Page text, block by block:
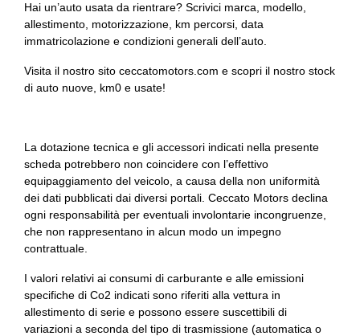
Hai un’auto usata da rientrare? Scrivici marca, modello,
allestimento, motorizzazione, km percorsi, data
immatricolazione e condizioni generali dell’auto.
Visita il nostro sito ceccatomotors.com e scopri il nostro stock
di auto nuove, km0 e usate!
La dotazione tecnica e gli accessori indicati nella presente
scheda potrebbero non coincidere con l’effettivo
equipaggiamento del veicolo, a causa della non uniformità
dei dati pubblicati dai diversi portali. Ceccato Motors declina
ogni responsabilità per eventuali involontarie incongruenze,
che non rappresentano in alcun modo un impegno
contrattuale.
I valori relativi ai consumi di carburante e alle emissioni
specifiche di Co2 indicati sono riferiti alla vettura in
allestimento di serie e possono essere suscettibili di
variazioni a seconda del tipo di trasmissione (automatica o